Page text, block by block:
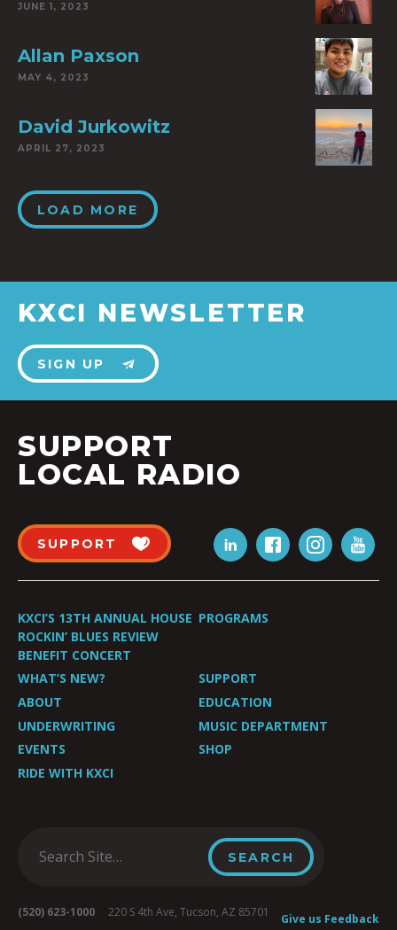
JUNE 1, 2023
Allan Paxson
MAY 4, 2023
David Jurkowitz
APRIL 27, 2023
LOAD MORE
KXCI NEWSLETTER
SIGN UP
SUPPORT
LOCAL RADIO
SUPPORT
KXCI’S 13TH ANNUAL HOUSE
ROCKIN’ BLUES REVIEW
BENEFIT CONCERT
PROGRAMS
WHAT’S NEW?
SUPPORT
ABOUT
EDUCATION
UNDERWRITING
MUSIC DEPARTMENT
EVENTS
SHOP
RIDE WITH KXCI
Give us Feedback
(520) 623-1000 220 S 4th Ave, Tucson, AZ 85701